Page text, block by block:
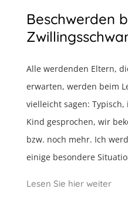
Beschwerden
Alle werdenden Eltern,
erwarten, werden beim
vielleicht sagen:
Kind gesprochen, wir
bzw. noch mehr. Ich
einige besondere
Lesen Sie hier weiter